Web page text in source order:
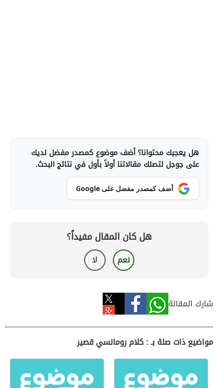
هل يعجبك محتوانا؟ أضف موضوع كمصدر مفضل لديك
على جوجل لتصلك مقالاتنا أولاً بأول في نتائج البحث.
أضف كمصدر مفضل على Google
هل كان المقال مفيداً؟
نعم لا
شارك المقالة
مواضيع ذات صلة بـ : كلام رومانسي قصير